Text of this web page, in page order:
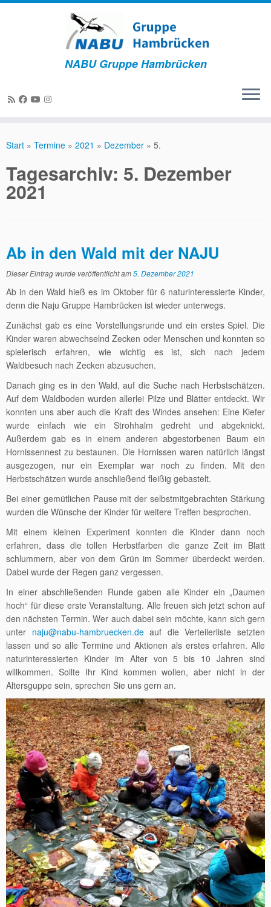
Inhalt
NABU Gruppe Hambrücken
Start » Termine » 2021 » Dezember » 5.
Tagesarchiv: 5. Dezember
2021
Ab in den Wald mit der NAJU
Dieser Eintrag wurde veröffentlicht am5. Dezember 2021
Ab in den Wald hieß es im Oktober für 6 naturinteressierte Kinder,
denn die Naju Gruppe Hambrücken ist wieder unterwegs.
Zunächst gab es eine Vorstellungsrunde und ein erstes Spiel. Die
Kinder waren abwechselnd Zecken oder Menschen und konnten so
spielerisch erfahren, wie wichtig es ist, sich nach jedem
Waldbesuch nach Zecken abzusuchen.
Danach ging es in den Wald, auf die Suche nach Herbstschätzen.
Auf dem Waldboden wurden allerlei Pilze und Blätter entdeckt. Wir
konnten uns aber auch die Kraft des Windes ansehen: Eine Kiefer
wurde einfach wie ein Strohhalm gedreht und abgeknickt.
Außerdem gab es in einem anderen abgestorbenen Baum ein
Hornissennest zu bestaunen. Die Hornissen waren natürlich längst
ausgezogen, nur ein Exemplar war noch zu finden. Mit den
Herbstschätzen wurde anschließend fleißig gebastelt.
Bei einer gemütlichen Pause mit der selbstmitgebrachten Stärkung
wurden die Wünsche der Kinder für weitere Treffen besprochen.
Mit einem kleinen Experiment konnten die Kinder dann noch
erfahren, dass die tollen Herbstfarben die ganze Zeit im Blatt
schlummern, aber von dem Grün im Sommer überdeckt werden.
Dabei wurde der Regen ganz vergessen.
In einer abschließenden Runde gaben alle Kinder ein „Daumen
hoch“ für diese erste Veranstaltung. Alle freuen sich jetzt schon auf
den nächsten Termin. Wer auch dabei sein möchte, kann sich gern
unter naju@nabu-hambruecken.deauf die Verteilerliste setzten
lassen und so alle Termine und Aktionen als erstes erfahren. Alle
naturinteressierten Kinder im Alter von 5 bis 10 Jahren sind
willkommen. Sollte Ihr Kind kommen wollen, aber nicht in der
Altersguppe sein, sprechen Sie uns gern an.